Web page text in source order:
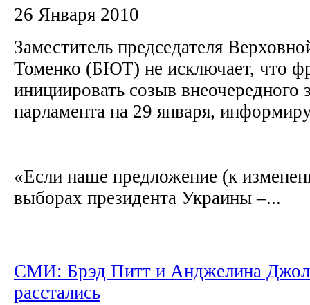
26 Января 2010
Заместитель председателя
Томенко (БЮТ) не исключает, что
инициировать созыв внеочередного
парламента на 29 января,
«Если наше предложение (к
выборах президента Украины –...
СМИ: Брэд Питт и Анджелина
расстались